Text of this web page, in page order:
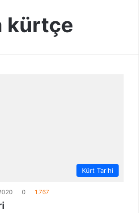
kürtçe
Kürt Tarihi
0 1.767